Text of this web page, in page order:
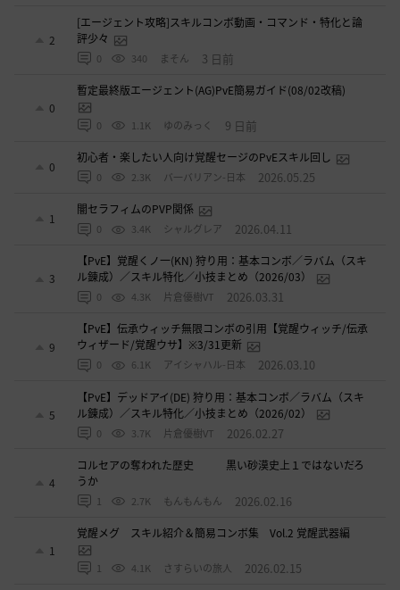
2
[エージェント攻略]スキルコンボ動画・コマンド・特化と論
評少々
0 340 まそん 3 日前
0
暫定最終版エージェント(AG)PvE簡易ガイド(08/02改稿)
0 1.1K ゆのみっく 9 日前
0
初心者・楽したい人向け覚醒セージのPvEスキル回し
0 2.3K バ一バリアン-日本 2026.05.25
1
闇セラフィムのPVP関係
0 3.4K シャルグレア 2026.04.11
3
【PvE】覚醒くノ一(KN) 狩り用：基本コンボ／ラバム（スキ
ル錬成）／スキル特化／小技まとめ（2026/03）
0 4.3K 片倉優樹VT 2026.03.31
9
【PvE】伝承ウィッチ無限コンボの引用【覚醒ウィッチ/伝承
ウィザード/覚醒ウサ】※3/31更新
0 6.1K アイシャハル-日本 2026.03.10
5
【PvE】デッドアイ(DE) 狩り用：基本コンボ／ラバム（スキ
ル錬成）／スキル特化／小技まとめ（2026/02）
0 3.7K 片倉優樹VT 2026.02.27
4
コルセアの奪われた歴史 黒い砂漠史上１ではないだろ
うか
1 2.7K もんもんもん 2026.02.16
1
覚醒メグ スキル紹介＆簡易コンボ集 Vol.2 覚醒武器編
1 4.1K さすらいの旅人 2026.02.15